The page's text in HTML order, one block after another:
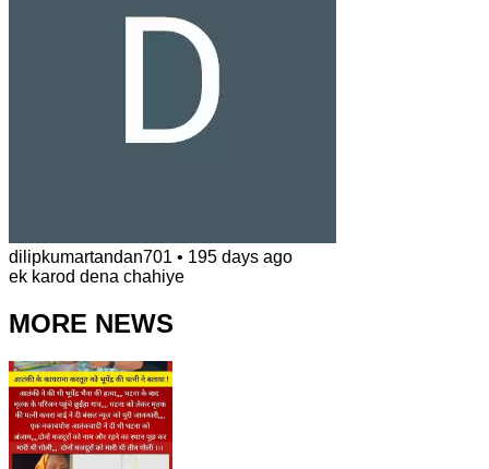
dilipkumartandan701 • 195 days ago
ek karod dena chahiye
MORE NEWS